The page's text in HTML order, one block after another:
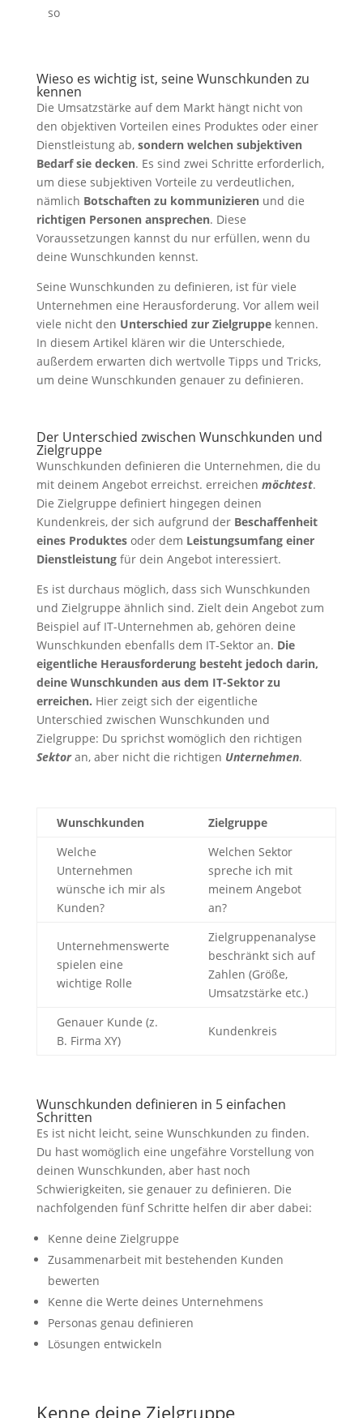
so
Wieso es wichtig ist, seine Wunschkunden zu
kennen
Die Umsatzstärke auf dem Markt hängt nicht von
den objektiven Vorteilen eines Produktes oder einer
Dienstleistung ab, sondern welchen subjektiven
Bedarf sie decken. Es sind zwei Schritte erforderlich,
um diese subjektiven Vorteile zu verdeutlichen,
nämlich Botschaften zu kommunizierenund die
richtigen Personen ansprechen. Diese
Voraussetzungen kannst du nur erfüllen, wenn du
deine Wunschkunden kennst.
Seine Wunschkunden zu definieren, ist für viele
Unternehmen eine Herausforderung. Vor allem weil
viele nicht den Unterschied zur Zielgruppekennen.
In diesem Artikel klären wir die Unterschiede,
außerdem erwarten dich wertvolle Tipps und Tricks,
um deine Wunschkunden genauer zu definieren.
Der Unterschied zwischen Wunschkunden und
Zielgruppe
Wunschkunden definieren die Unternehmen, die du
mit deinem Angebot erreichst. erreichen möchtest.
Die Zielgruppe definiert hingegen deinen
Kundenkreis, der sich aufgrund der Beschaffenheit
eines Produktesoder dem Leistungsumfang einer
Dienstleistungfür dein Angebot interessiert.
Es ist durchaus möglich, dass sich Wunschkunden
und Zielgruppe ähnlich sind. Zielt dein Angebot zum
Beispiel auf IT-Unternehmen ab, gehören deine
Wunschkunden ebenfalls dem IT-Sektor an. Die
eigentliche Herausforderung besteht jedoch darin,
deine Wunschkunden aus dem IT-Sektor zu
erreichen. Hier zeigt sich der eigentliche
Unterschied zwischen Wunschkunden und
Zielgruppe: Du sprichst womöglich den richtigen
Sektoran, aber nicht die richtigen Unternehmen.
Wunschkunden
Zielgruppe
Welche
Unternehmen
wünsche ich mir als
Kunden?
Welchen Sektor
spreche ich mit
meinem Angebot
an?
Unternehmenswerte
spielen eine
wichtige Rolle
Zielgruppenanalyse
beschränkt sich auf
Zahlen (Größe,
Umsatzstärke etc.)
Genauer Kunde (z.
B. Firma XY)
Kundenkreis
Wunschkunden definieren in 5 einfachen
Schritten
Es ist nicht leicht, seine Wunschkunden zu finden.
Du hast womöglich eine ungefähre Vorstellung von
deinen Wunschkunden, aber hast noch
Schwierigkeiten, sie genauer zu definieren. Die
nachfolgenden fünf Schritte helfen dir aber dabei:
Kenne deine Zielgruppe
Zusammenarbeit mit bestehenden Kunden
bewerten
Kenne die Werte deines Unternehmens
Personas genau definieren
Lösungen entwickeln
Kenne deine Zielgruppe